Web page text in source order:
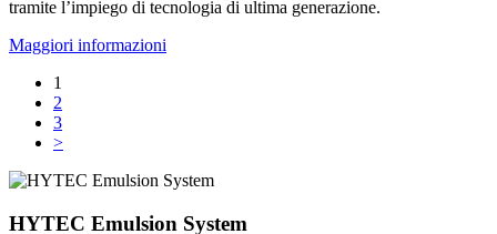
tramite l’impiego di tecnologia di ultima generazione.
Maggiori informazioni
1
2
3
>
HYTEC Emulsion System